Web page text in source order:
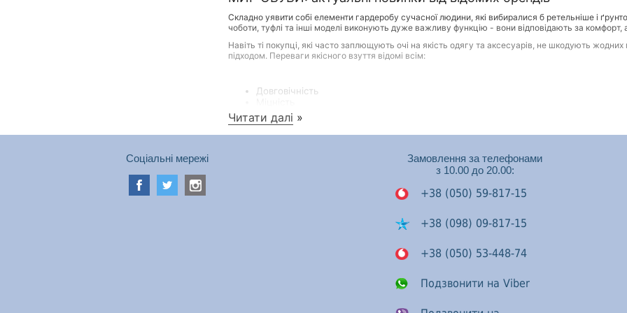
Складно уявити собі елементи гардеробу сучасної людини, які вибиралися б ретельніше і
чоботи, туфлі та інші моделі виконують дуже важливу функцію - вони відповідають за комфорт, а
Навіть ті покупці, які часто заплющують очі на якість одягу та аксесуарів, не шкодують
підходом. Переваги якісного взуття відомі всім:
Довговічність
Здатність зберігати акуратний зовнішній вигляд при правильному догляді
Сприятливий вплив на самопочуття, настрій та стан здоров'я людини
Якісні та красиві туфлі, черевики та інші моделі зовсім не обов'язково мають коштувати
інтернет-магазину. У ньому представлені моделі не тільки на будь-який смак, а й на будь-який
Представницям прекрасної статі ми пропонуємо найактуальніші, практичні моделі, без яких
Чоловіки підходять до вибору взуття із властивою їм практичністю. Тому вони оцінять і наш
що пропонує їм інтернет-магазин: черевики, сандалії, класичні туфлі, спортивне взуття –
Читати далі »
Соціальні мережі
Замовлення за телефонами
з 10.00 до 20.00:
+38 (050) 59-817-15
+38 (098) 09-817-15
+38 (050) 53-448-74
Подзвонити на Viber